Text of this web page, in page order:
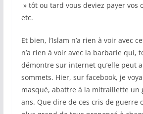
» tôt ou tard vous deviez payer vos
etc.
Et bien, l’Islam n’a rien à voir avec
n’a rien à voir avec la barbarie qui,
démontre sur internet qu’elle peut
sommets. Hier, sur facebook, je
masqué, abattre à la mitraillette un
ans. Que dire de ces cris de guerre